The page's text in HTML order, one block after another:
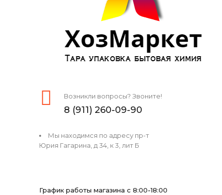
Возникли вопросы? Звоните!
8 (911) 260-09-90
Мы находимся по адресу пр-т
Юрия Гагарина, д 34, к 3, лит Б
График работы магазина с 8:00-18:00